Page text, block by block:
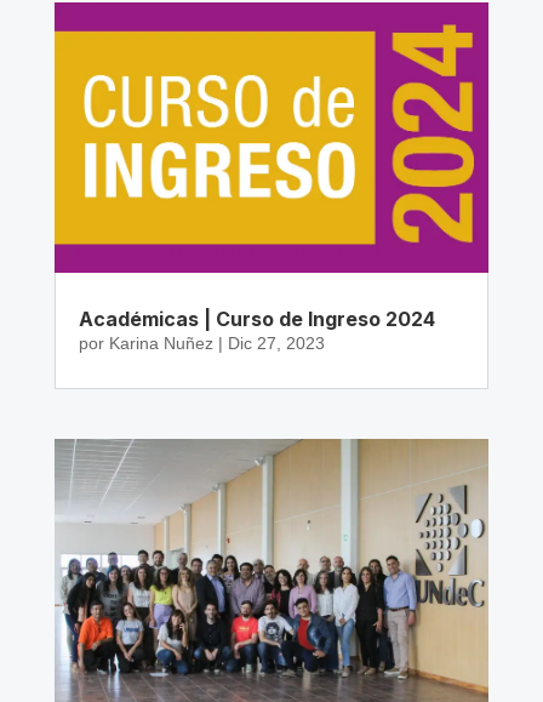
Académicas | Curso de Ingreso 2024
por Karina Nuñez| Dic 27, 2023